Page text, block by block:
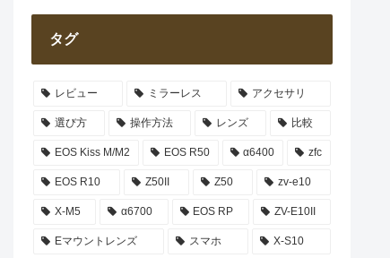
タグ
レビュー ミラーレス アクセサリ
選び方 操作方法 レンズ 比較
EOS Kiss M/M2 EOS R50 α6400 zfc
EOS R10 Z50II Z50 zv-e10
X-M5 α6700 EOS RP ZV-E10II
Eマウントレンズ スマホ X-S10